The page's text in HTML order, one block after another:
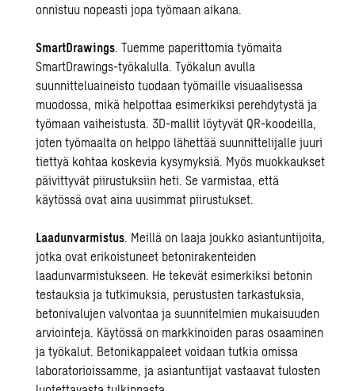
onnistuu nopeasti jopa työmaan aikana.
SmartDrawings. Tuemme paperittomia työmaita
SmartDrawings-työkalulla. Työkalun avulla
suunnitteluaineisto tuodaan työmaille visuaalisessa
muodossa, mikä helpottaa esimerkiksi perehdytystä ja
työmaan vaiheistusta. 3D-mallit löytyvät QR-koodeilla,
joten työmaalta on helppo lähettää suunnittelijalle juuri
tiettyä kohtaa koskevia kysymyksiä. Myös muokkaukset
päivittyvät piirustuksiin heti. Se varmistaa, että
käytössä ovat aina uusimmat piirustukset.
Laadunvarmistus. Meillä on laaja joukko asiantuntijoita,
jotka ovat erikoistuneet betonirakenteiden
laadunvarmistukseen. He tekevät esimerkiksi betonin
testauksia ja tutkimuksia, perustusten tarkastuksia,
betonivalujen valvontaa ja suunnitelmien mukaisuuden
arviointeja. Käytössä on markkinoiden paras osaaminen
ja työkalut. Betonikappaleet voidaan tutkia omissa
laboratorioissamme, ja asiantuntijat vastaavat tulosten